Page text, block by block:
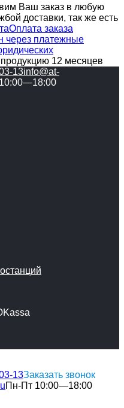
Ваш заказ в любую
доставки, так же есть
Оплата заказа
через платежные
12 месяцев
13info@at-
13Заказать звонок
Пн-Пт 10:00—18:00